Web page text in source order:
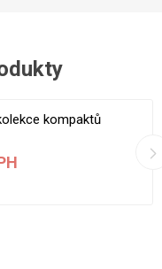
kompaktů